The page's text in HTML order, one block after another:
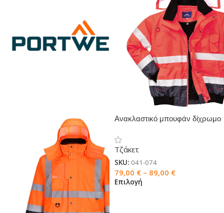
Ανακλαστικό μπουφάν δίχρωμο
Τζάκετ
SKU: 041-074
79,00 € – 89,00 €
Επιλογή